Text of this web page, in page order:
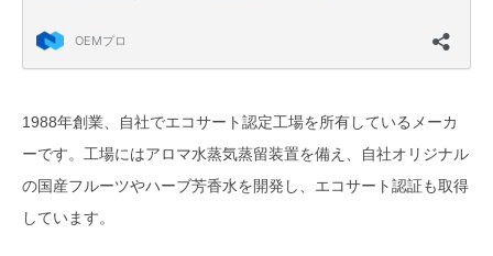
1988年創業、自社でエコサート認定工場を所有しているメーカ
ーです。工場にはアロマ水蒸気蒸留装置を備え、自社オリジナル
の国産フルーツやハーブ芳香水を開発し、エコサート認証も取得
しています。